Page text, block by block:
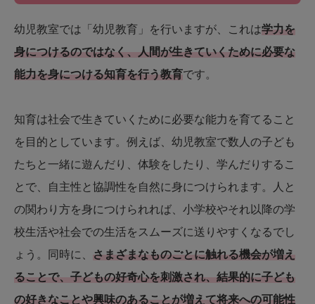
幼児教室では「幼児教育」を行いますが、これは学力を
身につけるのではなく、人間が生きていくために必要な
能力を身につける知育を行う教育です。
知育は社会で生きていくために必要な能力を育てること
を目的としています。例えば、幼児教室で数人の子ども
たちと一緒に遊んだり、体験をしたり、学んだりするこ
とで、自主性と協調性を自然に身につけられます。人と
の関わり方を身につけられれば、小学校やそれ以降の学
校生活や社会での生活をスムーズに送りやすくなるでし
ょう。同時に、
さまざまなものごとに触れる機会が増え
ることで、子どもの好奇心を刺激され、結果的に子ども
の好きなことや興味のあることが増えて将来への可能性